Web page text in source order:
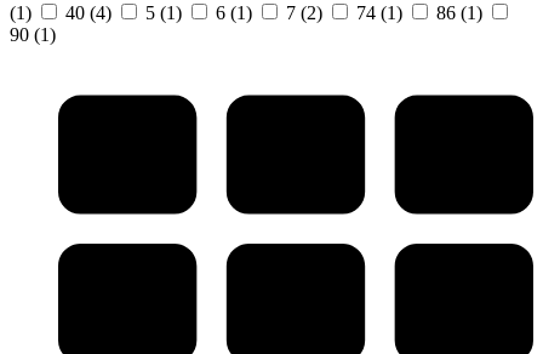
(1)
40 (4) 5 (1) 6 (1) 7 (2) 74 (1) 86 (1)
90 (1)